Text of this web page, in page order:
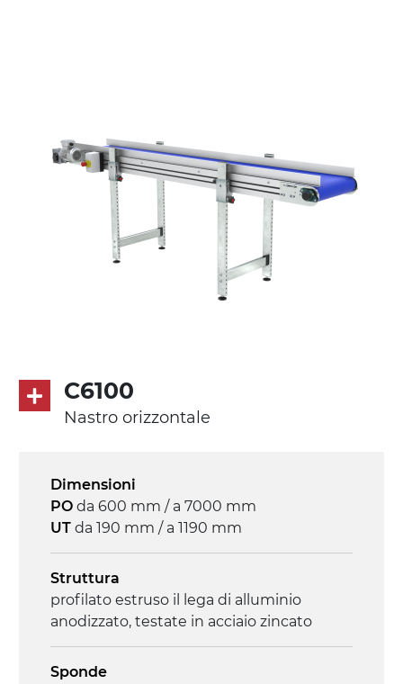
alluminio pressofuso, gambe in tubolare
in metallo zincato, ruote pivottanti
con/senza freno (2+2)
Tappeto
PU superficie blue opaco
profili di trasporto in PU
230/400Vac-50Hz-3F
Controllo
on/off, E-Stop, protezione termica motore
C6100
Nastro orizzontale
Dimensioni
PO da 600 mm / a 7000 mm
UT da 190 mm / a 1190 mm
Struttura
profilato estruso il lega di alluminio
anodizzato, testate in acciaio zincato
Sponde